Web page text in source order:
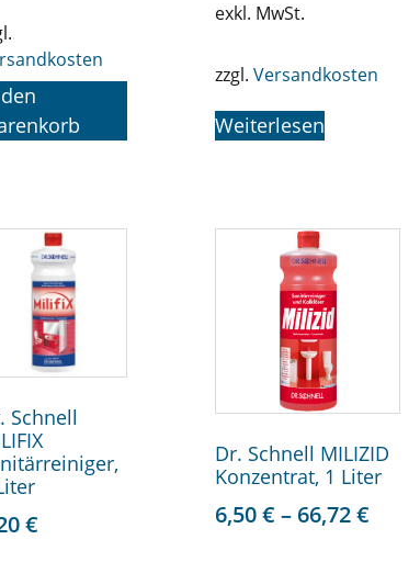
exkl. MwSt.
zzgl. Versandkosten
Weiterlesen
Schnell
€
Dr. Schnell MILIZID
Konzentrat, 1 Liter
6,50€ – 66,72€